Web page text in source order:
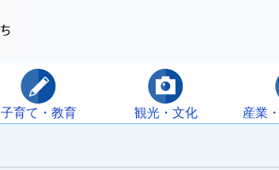
子育て・教育 観光・文化 産業